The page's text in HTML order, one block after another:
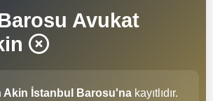
Avukat
Akin İstanbul Barosu'na kayıtlıdır.